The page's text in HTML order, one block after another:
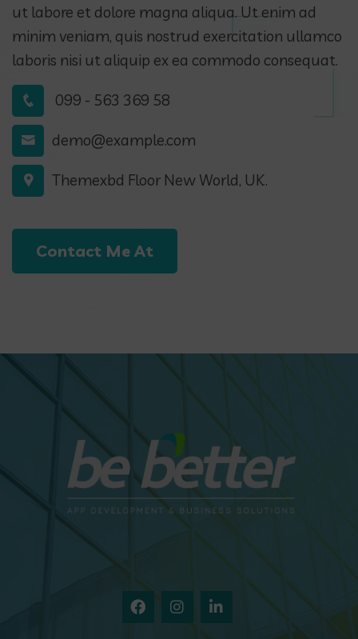
ut labore et dolore magna aliqua. Ut enim ad
minim veniam, quis nostrud exercitation ullamco
laboris nisi ut aliquip ex ea commodo consequat.
099 - 563 369 58
demo@example.com
Themexbd Floor New World, UK.
Contact Me At